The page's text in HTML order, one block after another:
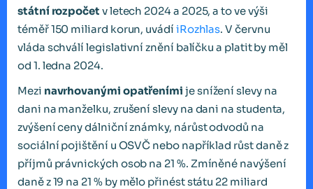
státní rozpočet v letech 2024 a 2025, a to ve výši
téměř 150 miliard korun, uvádí iRozhlas. V červnu
vláda schválí legislativní znění balíčku a platit by měl
od 1. ledna 2024.
Mezi navrhovanými opatřeními je snížení slevy na
dani na manželku, zrušení slevy na dani na studenta,
zvýšení ceny dálniční známky, nárůst odvodů na
sociální pojištění u OSVČ nebo například růst daně z
příjmů právnických osob na 21 %. Zmíněné navýšení
daně z 19 na 21 % by mělo přinést státu 22 miliard